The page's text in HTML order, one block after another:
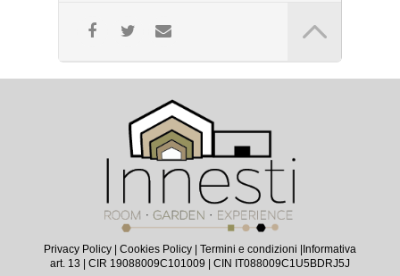
Leone realizzò in vita, pensando a un progetto
ispirato al Grand Tour e dedicato al viaggio
diversi tasselli del racconto compongono un
mosaico in grado di risuonare dentro il
antiche civiltà, creando campi semantici
oppositivi, nutrimento essenziale della
narrazione: l’andare e il restare, il partire e il
tornare, il mutare e il durare.
L’intento della mostra è rivolto a costruire le
fonti più spontanee dei propositi espressivi e
di una cultura identitaria e comunitaria.
Privacy Policy| Cookies Policy| Termini e condizioni |
Informativa
art. 13 | CIR 19088009C101009 | CIN IT088009C1U5BDRJ5J